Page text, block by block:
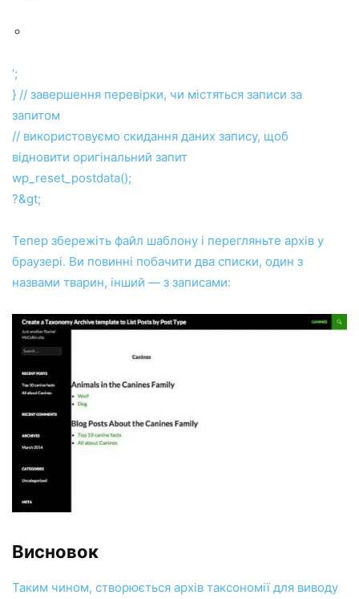
‘;
} // завершення перевірки, чи містяться записи за
запитом
// використовуємо скидання даних запису, щоб
відновити оригінальний запит
wp_reset_postdata();
?&gt;
Тепер збережіть файл шаблону і перегляньте архів у
браузері. Ви повинні побачити два списки, один з
назвами тварин, інший — з записами:
Висновок
Таким чином, створюється архів таксономії для виводу